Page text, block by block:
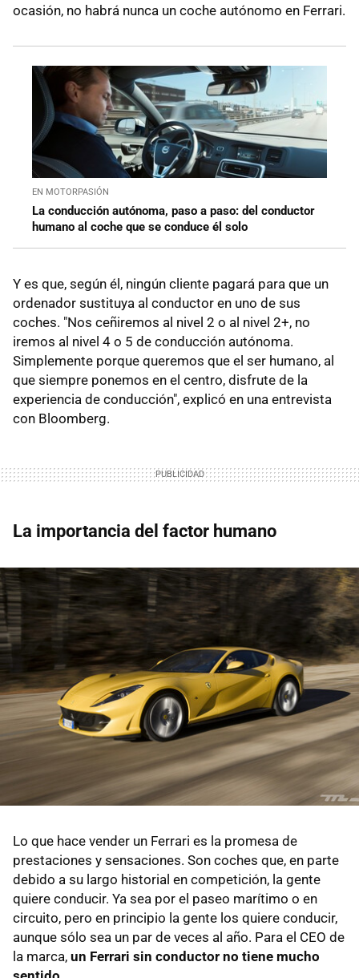
ocasión, no habrá nunca un coche autónomo en Ferrari.
EN MOTORPASIÓN
La conducción autónoma, paso a paso: del conductor
humano al coche que se conduce él solo
Y es que, según él, ningún cliente pagará para que un
ordenador sustituya al conductor en uno de sus
coches. "Nos ceñiremos al nivel 2 o al nivel 2+, no
iremos al nivel 4 o 5 de conducción autónoma.
Simplemente porque queremos que el ser humano, al
que siempre ponemos en el centro, disfrute de la
experiencia de conducción", explicó en una entrevista
con Bloomberg.
La importancia del factor humano
Lo que hace vender un Ferrari es la promesa de
prestaciones y sensaciones. Son coches que, en parte
debido a su largo historial en competición, la gente
quiere conducir. Ya sea por el paseo marítimo o en
circuito, pero en principio la gente los quiere conducir,
aunque sólo sea un par de veces al año. Para el CEO de
la marca, un Ferrari sin conductor no tiene mucho